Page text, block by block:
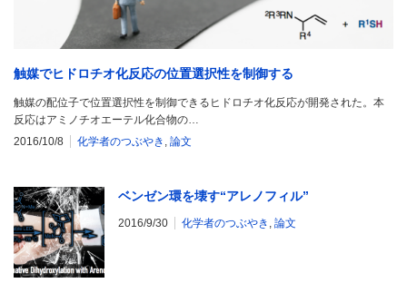
触媒でヒドロチオ化反応の位置選択性を制御する
触媒の配位子で位置選択性を制御できるヒドロチオ化反応が開発された。本
反応はアミノチオエーテル化合物の…
2016/10/8
化学者のつぶやき 論文
ベンゼン環を壊す“アレノフィル”
2016/9/30 化学者のつぶやき 論文